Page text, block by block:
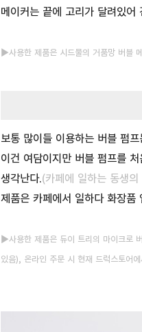
메이커는 끝에 고리가 달려있어
▶사용한 제품은 시드물의 거품망 버블
보통 많이들 이용하는 버블 펌
이건 여담이지만 버블 펌프를
생각난다.(카페에 일하는 동생
제품은 카페에서 일하다 화장
▶사용한 제품은 듀이 트리의 마이크로
있음), 온라인 주문 시 현재 드럭스토어에